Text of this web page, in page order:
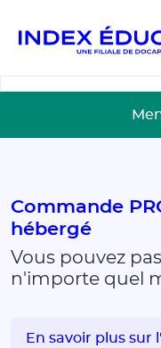
Commande
hébergé
Vous pouvez
n'importe quel
En savoir plus